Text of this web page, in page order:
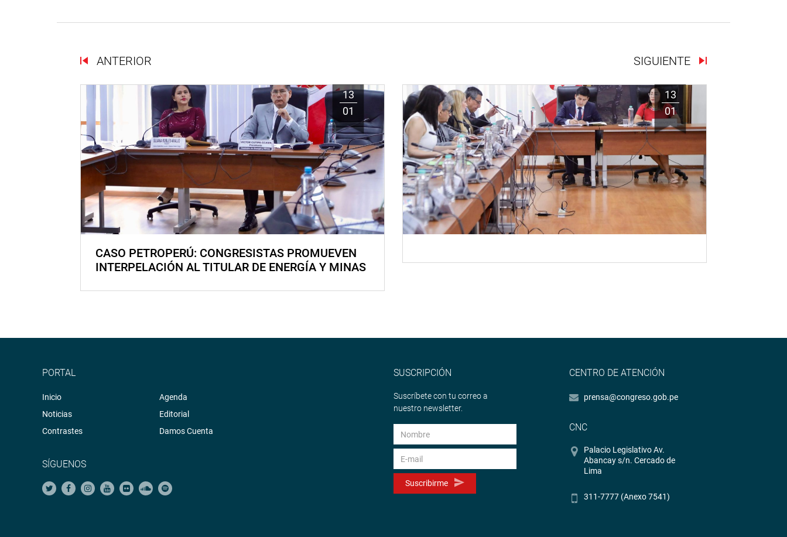
ANTERIOR SIGUIENTE
13
01
CASO PETROPERÚ: CONGRESISTAS PROMUEVEN
INTERPELACIÓN AL TITULAR DE ENERGÍA Y MINAS
13
01
PORTAL
Inicio
Noticias
Contrastes
Agenda
Editorial
Damos Cuenta
SÍGUENOS
SUSCRIPCIÓN
Suscríbete con tu correo a
nuestro newsletter.
Suscribirme
CENTRO DE ATENCIÓN
prensa@congreso.gob.pe
CNC
Palacio Legislativo Av.
Abancay s/n. Cercado de
Lima
311-7777 (Anexo 7541)